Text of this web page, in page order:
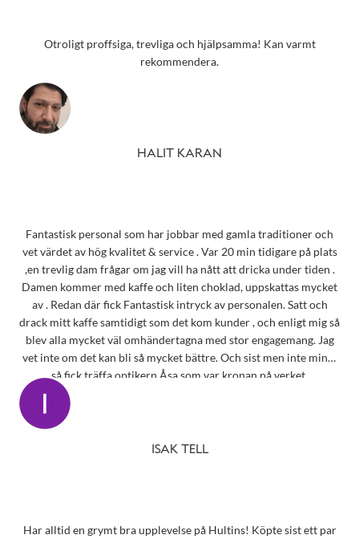
Otroligt proffsiga, trevliga och hjälpsamma! Kan varmt
rekommendera.
HALIT KARAN
Fantastisk personal som har jobbar med gamla traditioner och
vet värdet av hög kvalitet & service . Var 20 min tidigare på plats
,en trevlig dam frågar om jag vill ha nått att dricka under tiden .
Damen kommer med kaffe och liten choklad, uppskattas mycket
av . Redan där fick Fantastisk intryck av personalen. Satt och
drack mitt kaffe samtidigt som det kom kunder , och enligt mig så
blev alla mycket väl omhändertagna med stor engagemang. Jag
vet inte om det kan bli så mycket bättre. Och sist men inte minst
så fick träffa optikern Åsa som var kronan på verket.
ISAK TELL
Har alltid en grymt bra upplevelse på Hultins! Köpte sist ett par